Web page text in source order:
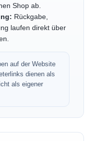
Shop ab.
Rückgabe,
laufen direkt über
auf der Website
dienen als
als eigener